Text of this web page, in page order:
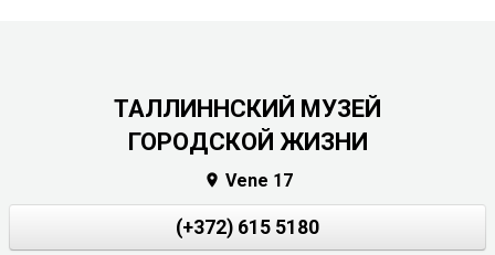
ТАЛЛИННСКИЙ МУЗЕЙ
ГОРОДСКОЙ ЖИЗНИ
 Vene 17
(+372) 615 5180